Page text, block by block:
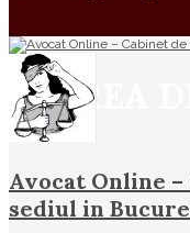
STAREA
Avocat Online
sediul in